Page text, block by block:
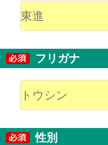
フリガナ
性別